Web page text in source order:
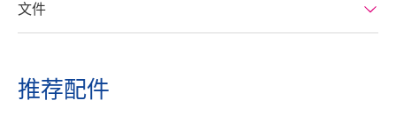
文件
推荐配件